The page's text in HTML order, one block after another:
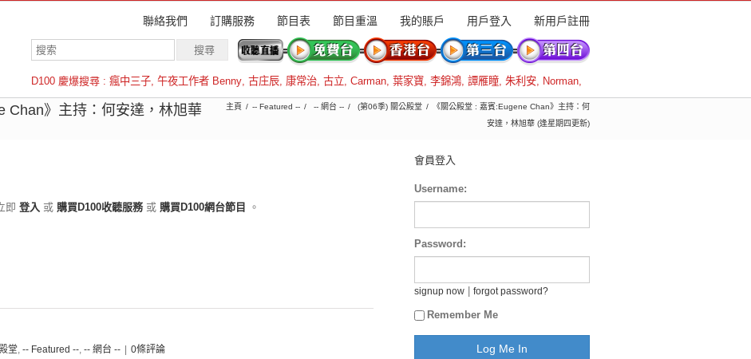
聯絡我們 訂購服務 節目表 節目重溫 我的賬戶 用戶登入 新用戶註冊
D100 慶爆搜尋 : 瘋中三子, 午夜工作者 Benny, 古庄辰, 康常治, 古立, Carman, 葉家寶, 李錦鴻, 譚雁瞳, 朱利安, Norman,
羅倫斯
Chan》主持：何安達，林旭華
主頁 -- Featured -- -- 網台 -- (第06季) 關公殿堂
《關公殿堂 : 嘉賓:Eugene Chan》主持：何
安達，林旭華 (逢星期四更新)
即 登入 或 購買D100收聽服務 或 購買D100網台節目 。
堂, -- Featured --, -- 網台 -- 0條評論
會員登入
Username:
Password:
signup now forgot password?
Remember Me